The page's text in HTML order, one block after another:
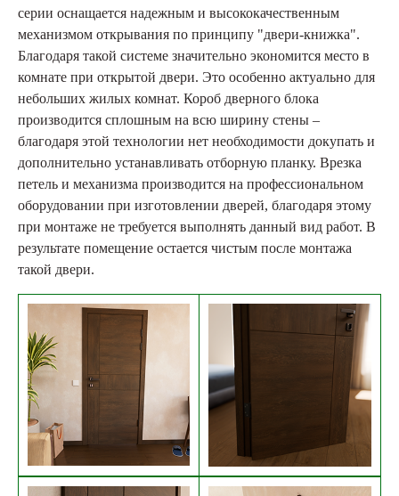
серии оснащается надежным и высококачественным
механизмом открывания по принципу "двери-книжка".
Благодаря такой системе значительно экономится место в
комнате при открытой двери. Это особенно актуально для
небольших жилых комнат. Короб дверного блока
производится сплошным на всю ширину стены –
благодаря этой технологии нет необходимости докупать и
дополнительно устанавливать отборную планку. Врезка
петель и механизма производится на профессиональном
оборудовании при изготовлении дверей, благодаря этому
при монтаже не требуется выполнять данный вид работ. В
результате помещение остается чистым после монтажа
такой двери.